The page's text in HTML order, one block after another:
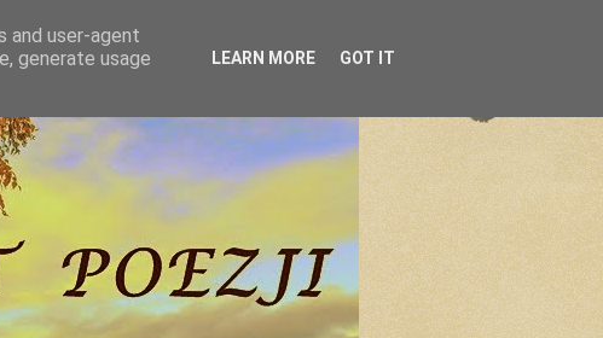
and user-agent
generate usage
LEARN MORE GOT IT